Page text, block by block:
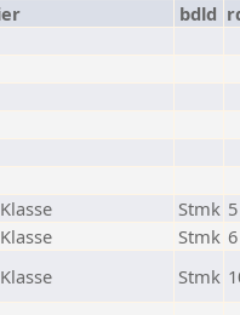
bdld
Stmk 5
Stmk 6
Stmk